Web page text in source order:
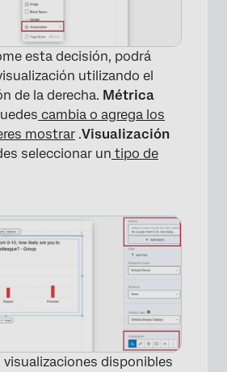
esta decisión, podrá
utilizando el
de la derecha. Métrica
cambia o agrega los
mostrar .Visualización
seleccionar un tipo de
visualizaciones disponibles